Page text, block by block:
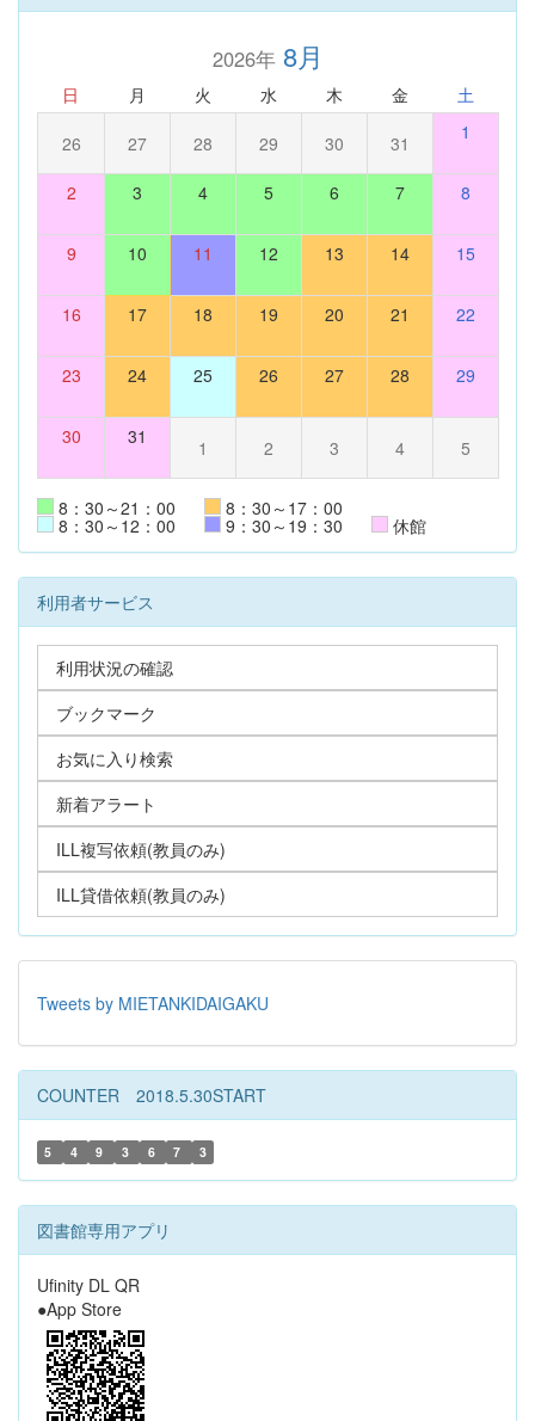
2026年8月
日 月 火 水 木 金 土
26 27 28 29 30 31 1
2 3 4 5 6 7 8
9 10 11 12 13 14 15
16 17 18 19 20 21 22
23 24 25 26 27 28 29
30 31 1 2 3 4 5
8：30～21：00 8：30～17：00
8：30～12：00 9：30～19：30 休館
利用者サービス
利用状況の確認
ブックマーク
お気に入り検索
新着アラート
ILL複写依頼(教員のみ)
ILL貸借依頼(教員のみ)
Tweets by MIETANKIDAIGAKU
COUNTER 2018.5.30START
5 4 9 3 6 7 3
図書館専用アプリ
Ufinity DL QR
●App Store